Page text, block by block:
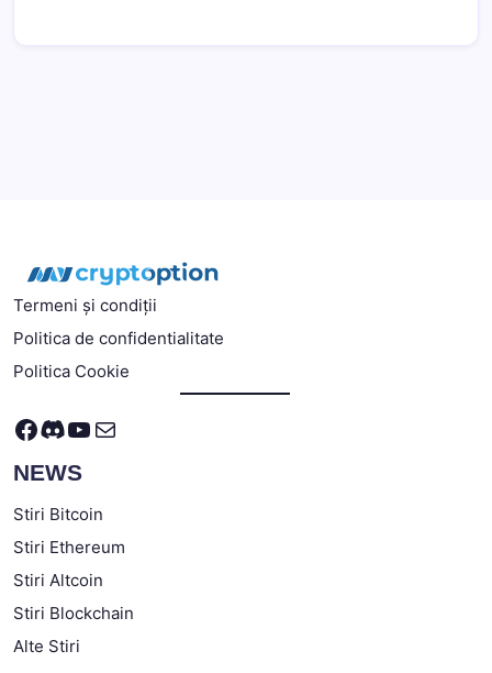
Termeni și condiții
Politica de confidentialitate
Politica Cookie
Facebook
Discord
YouTube
Mail
NEWS
Stiri Bitcoin
Stiri Ethereum
Stiri Altcoin
Stiri Blockchain
Alte Stiri